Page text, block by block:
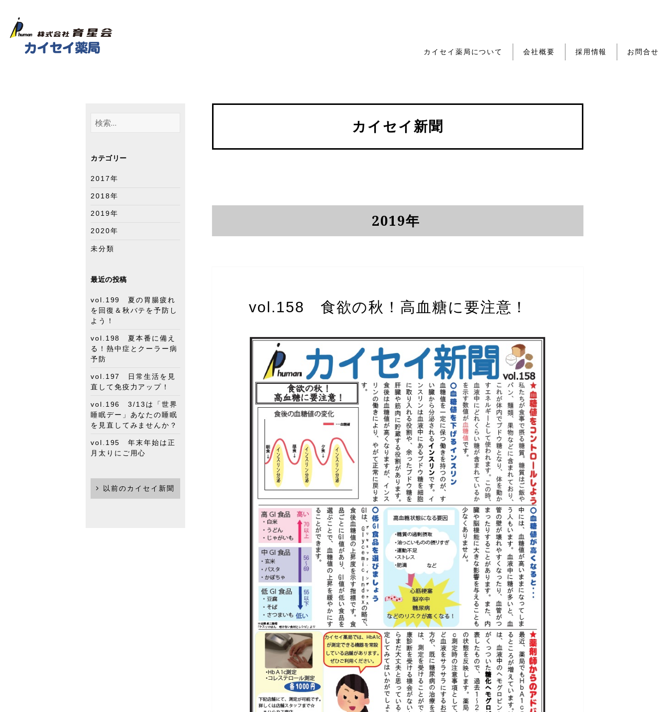
カイセイ薬局について 会社概要 採用情報 お問合せ
カイセイ新聞
2019年
vol.158 食欲の秋！高血糖に要注意！
検
索
カテゴリー
2017年
2018年
2019年
2020年
未分類
最近の投稿
vol.199 夏の胃腸疲れ
を回復＆秋バテを予防し
よう！
vol.198 夏本番に備え
る！熱中症とクーラー病
予防
vol.197 日常生活を見
直して免疫力アップ！
vol.196 3/13は「世界
睡眠デー」あなたの睡眠
を見直してみませんか？
vol.195 年末年始は正
月太りにご用心
以前のカイセイ新聞